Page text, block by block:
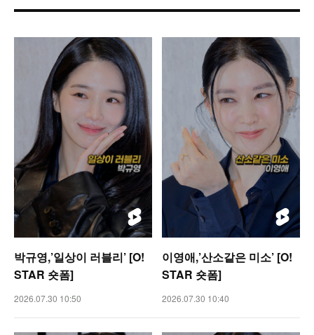
박규영,’일상이 러블리’ [O!
STAR 숏폼]
2026.07.30 10:50
이영애,’산소같은 미소’ [O!
STAR 숏폼]
2026.07.30 10:40